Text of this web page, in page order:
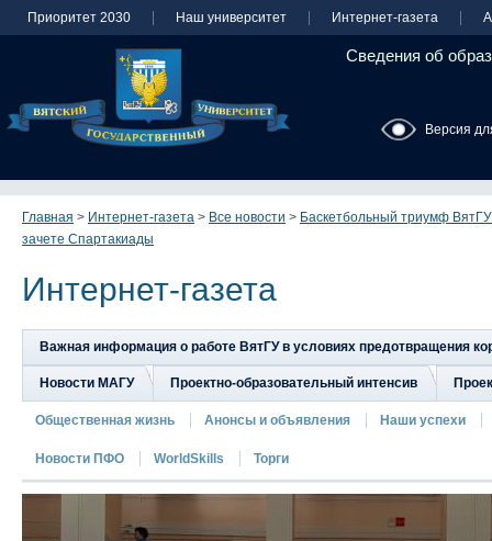
Приоритет 2030 Наш университет Интернет-газета
Сведения об
Версия
Главная > Интернет-газета > Все новости > Баскетбольный триумф
зачете Спартакиады
Интернет-газета
Важная информация о работе ВятГУ в условиях предотвращения
Новости МАГУ Проектно-образовательный интенсив
Общественная жизнь Анонсы и объявления Наши успехи
Новости ПФО WorldSkills Торги